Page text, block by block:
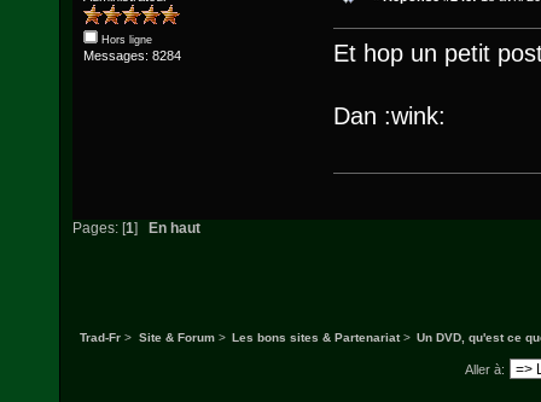
Hors ligne
Messages: 8284 Et hop un petit
Dan :wink:
Pages: [1] En haut
Trad-Fr > Site & Forum> Les bons sites & Partenariat> Un DVD, qu'est ce
Aller à: